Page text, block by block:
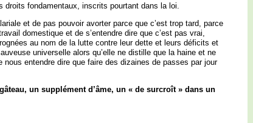
fondamentaux, inscrits pourtant dans la loi.
et de pas pouvoir avorter parce que c’est trop tard, parce
domestique et de s’entendre dire que c’est pas vrai,
au nom de la lutte contre leur dette et leurs déficits et
universelle alors qu’elle ne distille que la haine et ne
entendre dire que faire des dizaines de passes par jour
un supplément d’âme, un « de surcroît » dans un